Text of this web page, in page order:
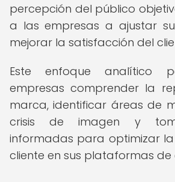
percepción del público
a las empresas a ajustar
mejorar la satisfacción del
Este enfoque analítico
empresas comprender la
marca, identificar áreas de
crisis de imagen y
informadas para optimizar la
cliente en sus plataformas de